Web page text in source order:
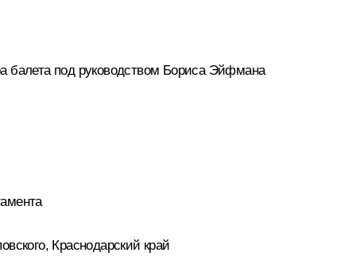
балета под руководством Бориса Эйфмана
Краснодарский край